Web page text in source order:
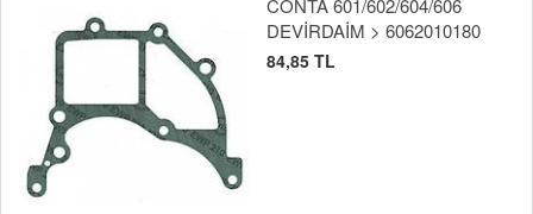
CONTA 601/602/604/606
DEVİRDAİM > 6062010180
84,85 TL